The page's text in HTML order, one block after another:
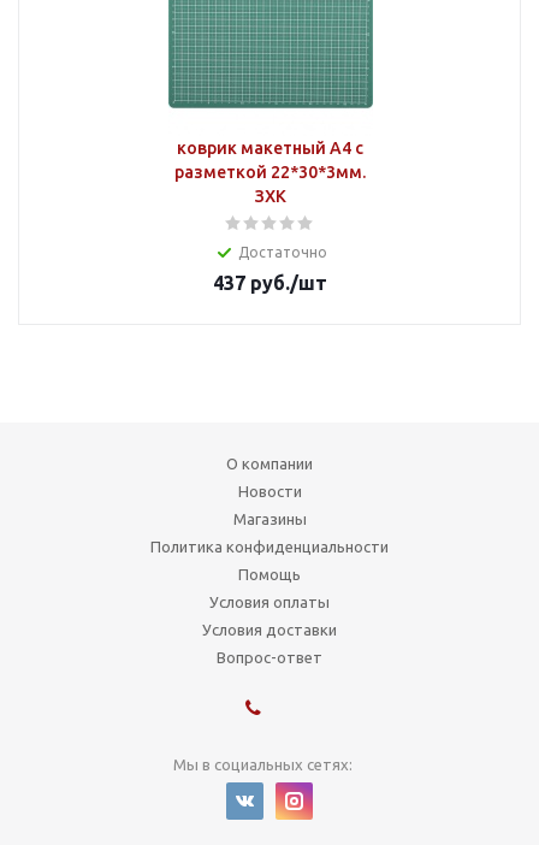
коврик макетный А4 с
разметкой 22*30*3мм.
ЗХК
Достаточно
437 руб./шт
О компании
Новости
Магазины
Политика конфиденциальности
Помощь
Условия оплаты
Условия доставки
Вопрос-ответ
Мы в социальных сетях: